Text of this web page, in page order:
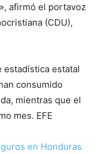
afirmó el portavoz
(CDU),
estadística estatal
consumido
mientras que el
mes. EFE
en Honduras